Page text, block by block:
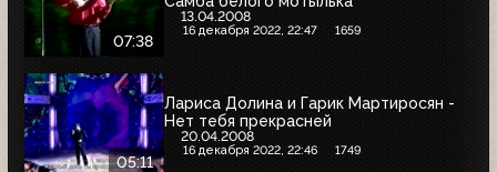
07:38
13.04.2008
16 декабря 2022, 22:47 1659
05:11
Лариса Долина и Гарик Мартиросян -
Нет тебя прекрасней
20.04.2008
16 декабря 2022, 22:46 1749